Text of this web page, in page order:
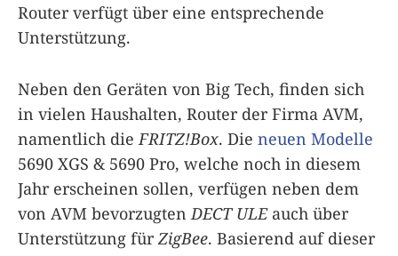
Router verfügt über eine entsprechende
Unterstützung.
Neben den Geräten von Big Tech, finden sich
in vielen Haushalten, Router der Firma AVM,
namentlich die FRITZ!Box. Die neuen Modelle
5690 XGS & 5690 Pro, welche noch in diesem
Jahr erscheinen sollen, verfügen neben dem
von AVM bevorzugten DECT ULEauch über
Unterstützung fürZigBee. Basierend auf dieser